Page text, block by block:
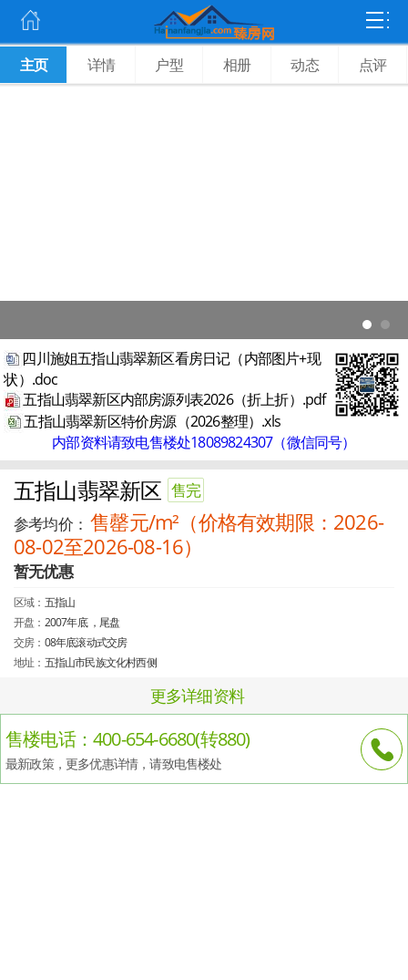
主页 详情 户型 相册 动态 点评
效果图四川施姐五指山翡翠新区看房日记（内部图片+现
状）.doc
五指山翡翠新区内部房源列表2026（折上折）.pdf
五指山翡翠新区特价房源（2026整理）.xls
内部资料请致电售楼处18089824307（微信同号）
五指山翡翠新区 售完
参考均价： 售罄元/m²（价格有效期限：2026-
08-02至2026-08-16）
暂无优惠
区域： 五指山
开盘： 2007年底 ，尾盘
交房： 08年底滚动式交房
地址： 五指山市民族文化村西侧
更多详细资料
售楼电话：400-654-6680(转880)
最新政策，更多优惠详情，请致电售楼处